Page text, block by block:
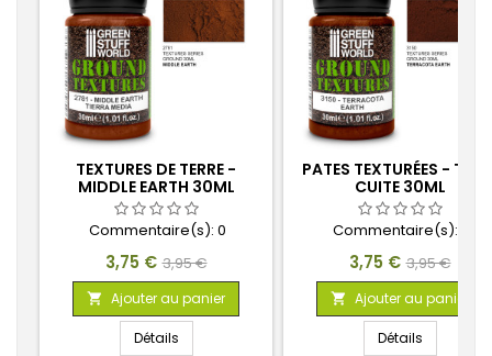
TEXTURES DE TERRE -
MIDDLE EARTH 30ML
Commentaire(s): 0
Prix
3,75 € Prix
de
base
3,95 €
 Ajouter au panier
Détails
PATES TEXTURÉES -
CUITE 30ML
Commentaire(s):
Prix
3,75 € Prix
de
base
3,95 €
 Ajouter au panier
Détails